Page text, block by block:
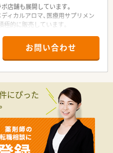
店舗も展開しています。
ィカルアロマ、医療用サプリメン
的に販売しています。
す。
お問い合わせ
にぴった